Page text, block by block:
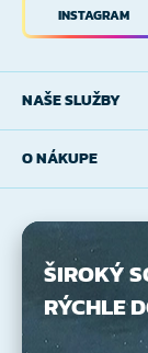
NAŠE SLUŽBY
O NÁKUPE
INSTAGRAM
ŠIROKÝ
RÝCHLE